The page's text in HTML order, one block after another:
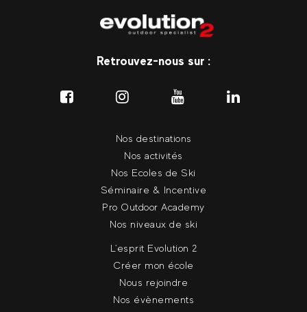
Retrouvez-nous sur :
Nos destinations
Nos activités
Nos Ecoles de Ski
Séminaire & Incentive
Pro Outdoor Academy
Nos niveaux de ski
L'esprit Evolution 2
Créer mon école
Nous rejoindre
Nos évènements